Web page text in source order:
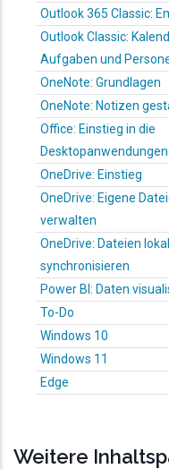
Outlook 365 Classic:
Outlook Classic:
Aufgaben und
OneNote: Grundlagen
OneNote: Notizen
Office: Einstieg in die
Desktopanwendungen
OneDrive: Einstieg
OneDrive: Eigene
verwalten
OneDrive: Dateien lokal
synchronisieren
Power BI: Daten
To-Do
Windows 10
Windows 11
Edge
Weitere